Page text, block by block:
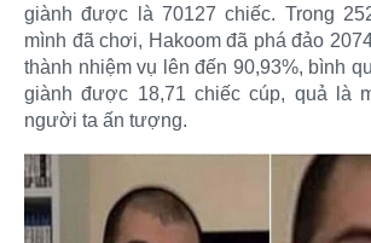
giành được là 70127 chiếc. Trong
mình đã chơi, Hakoom đã phá đảo
thành nhiệm vụ lên đến 90,93%, bình
giành được 18,71 chiếc cúp, quả là
người ta ấn tượng.​